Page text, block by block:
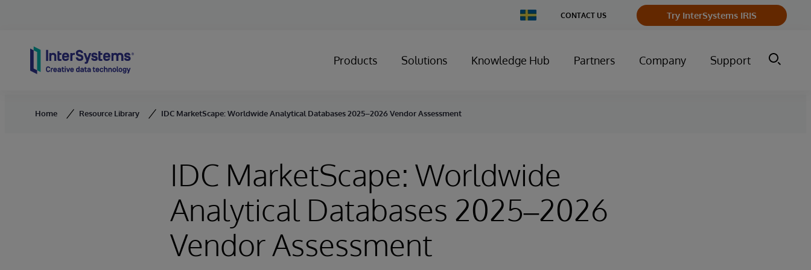
Change
Country
CONTACT US Try InterSystems IRIS
Products Solutions Knowledge Hub Partners Company Support
Home Resource Library IDC MarketScape: Worldwide Analytical Databases 2025–2026 Vendor Assessment
IDC MarketScape: Worldwide
Analytical Databases 2025–2026
Vendor Assessment